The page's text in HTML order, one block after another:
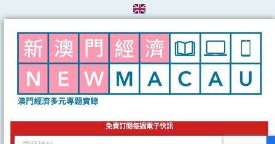
to
content
免費訂閱每週電子快訊
email